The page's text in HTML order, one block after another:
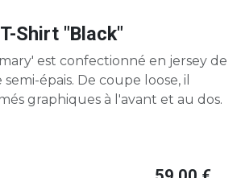
Shirt "Black"
est confectionné en jersey de
épais. De coupe loose, il
graphiques à l'avant et au dos.